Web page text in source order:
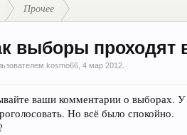
Прочее
выборы проходят
kosmo66 4 мар 2012
ваши комментарии о выборах.
Но всё было спокойно.